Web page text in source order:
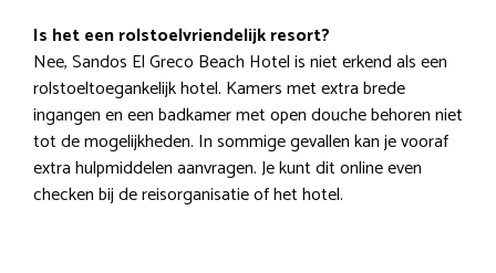
Is het een rolstoelvriendelijk resort?
Nee, Sandos El Greco Beach Hotel is niet erkend als een
rolstoeltoegankelijk hotel. Kamers met extra brede
ingangen en een badkamer met open douche behoren niet
tot de mogelijkheden. In sommige gevallen kan je vooraf
extra hulpmiddelen aanvragen. Je kunt dit online even
checken bij de reisorganisatie of het hotel.